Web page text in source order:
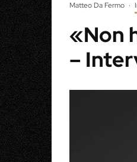
Matteo Da Fermo ·
«Non
–